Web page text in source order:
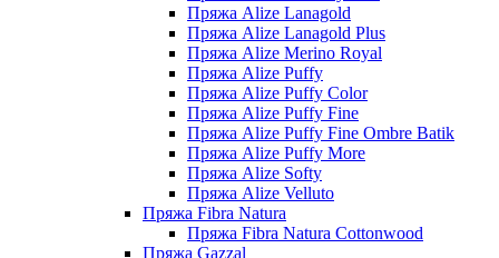
Пряжа Alize Lanagold
Пряжа Alize Lanagold Plus
Пряжа Alize Merino Royal
Пряжа Alize Puffy
Пряжа Alize Puffy Color
Пряжа Alize Puffy Fine
Пряжа Alize Puffy Fine Ombre Batik
Пряжа Alize Puffy More
Пряжа Alize Softy
Пряжа Alize Velluto
Пряжа Fibra Natura
Пряжа Fibra Natura Cottonwood
Пряжа Gazzal